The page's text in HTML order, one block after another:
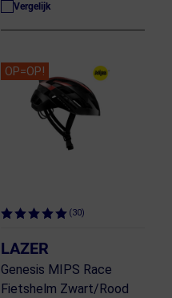
Vergelijk
OP=OP!
(30)
LAZER
Genesis MIPS Race
Fietshelm Zwart/Rood